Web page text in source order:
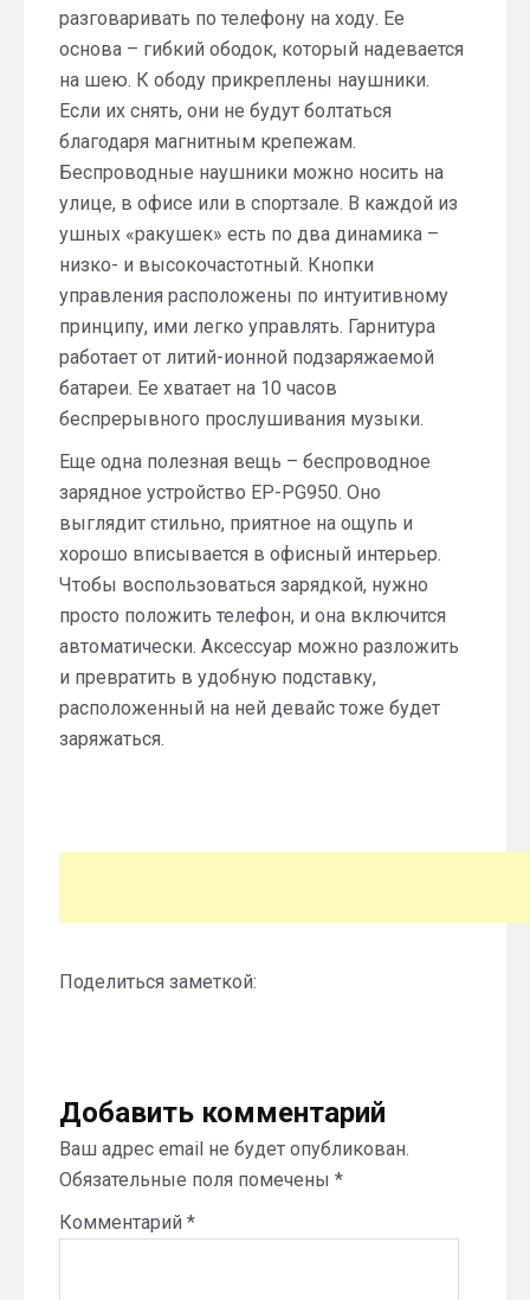
разговаривать по телефону на ходу. Ее
основа – гибкий ободок, который надевается
на шею. К ободу прикреплены наушники.
Если их снять, они не будут болтаться
благодаря магнитным крепежам.
Беспроводные наушники можно носить на
улице, в офисе или в спортзале. В каждой из
ушных «ракушек» есть по два динамика –
низко- и высокочастотный. Кнопки
управления расположены по интуитивному
принципу, ими легко управлять. Гарнитура
работает от литий-ионной подзаряжаемой
батареи. Ее хватает на 10 часов
беспрерывного прослушивания музыки.
Еще одна полезная вещь – беспроводное
зарядное устройство EP-PG950. Оно
выглядит стильно, приятное на ощупь и
хорошо вписывается в офисный интерьер.
Чтобы воспользоваться зарядкой, нужно
просто положить телефон, и она включится
автоматически. Аксессуар можно разложить
и превратить в удобную подставку,
расположенный на ней девайс тоже будет
заряжаться.
Поделиться заметкой:
Добавить комментарий
Ваш адрес email не будет опубликован.
Обязательные поля помечены *
Комментарий *